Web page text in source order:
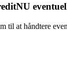
til at håndtere